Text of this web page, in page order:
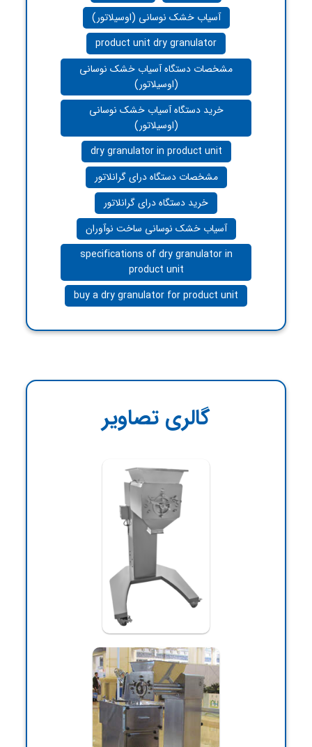
آسیاب خشک نوسانی (اوسیلاتور)
product unit dry granulator
مشخصات دستگاه آسیاب خشک نوسانی
(اوسیلاتور)
خرید دستگاه آسیاب خشک نوسانی
(اوسیلاتور)
dry granulator in product unit
مشخصات دستگاه درای گرانلاتور
خرید دستگاه درای گرانلاتور
آسیاب خشک نوسانی ساخت نوآوران
specifications of dry granulator in
product unit
buy a dry granulator for product unit
گالری تصاویر